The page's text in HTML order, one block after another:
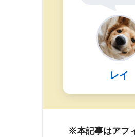
レイ
※本記事はアフ